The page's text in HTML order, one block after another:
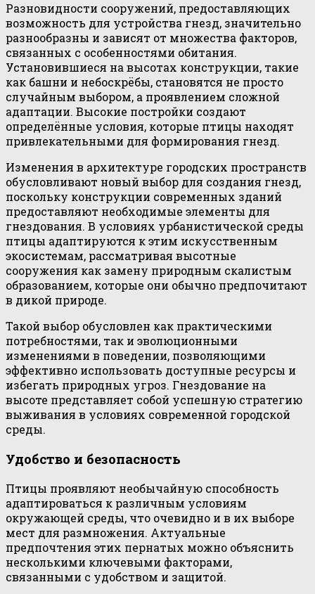
Разновидности сооружений, предоставляющих
возможность для устройства гнезд, значительно
разнообразны и зависят от множества факторов,
связанных с особенностями обитания.
Установившиеся на высотах конструкции, такие
как башни и небоскрёбы, становятся не просто
случайным выбором, а проявлением сложной
адаптации. Высокие постройки создают
определённые условия, которые птицы находят
привлекательными для формирования гнезд.
Изменения в архитектуре городских пространств
обусловливают новый выбор для создания гнезд,
поскольку конструкции современных зданий
предоставляют необходимые элементы для
гнездования. В условиях урбанистической среды
птицы адаптируются к этим искусственным
экосистемам, рассматривая высотные
сооружения как замену природным скалистым
образованием, которые они обычно предпочитают
в дикой природе.
Такой выбор обусловлен как практическими
потребностями, так и эволюционными
изменениями в поведении, позволяющими
эффективно использовать доступные ресурсы и
избегать природных угроз. Гнездование на
высоте представляет собой успешную стратегию
выживания в условиях современной городской
среды.
Удобство и безопасность
Птицы проявляют необычайную способность
адаптироваться к различным условиям
окружающей среды, что очевидно и в их выборе
мест для размножения. Актуальные
предпочтения этих пернатых можно объяснить
несколькими ключевыми факторами,
связанными с удобством и защитой.